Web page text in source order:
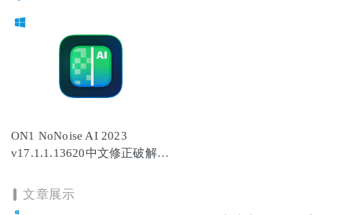
ON1 NoNoise AI 2023
v17.1.1.13620中文修正破解
文章展示